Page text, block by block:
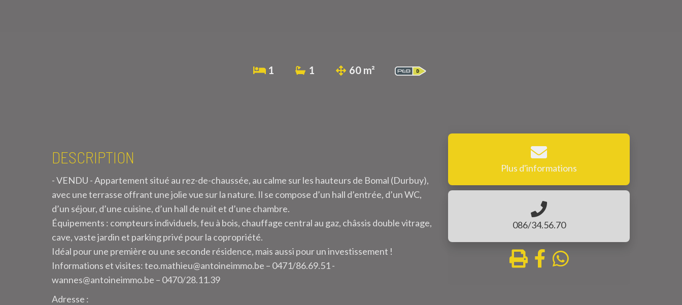
1 1 60 m²
DESCRIPTION
- VENDU - Appartement situé au rez-de-chaussée, au calme sur les hauteurs de Bomal (Durbuy),
avec une terrasse offrant une jolie vue sur la nature. Il se compose d’un hall d’entrée, d’un WC,
d’un séjour, d’une cuisine, d’un hall de nuit et d’une chambre.
Équipements : compteurs individuels, feu à bois, chauffage central au gaz, châssis double vitrage,
cave, vaste jardin et parking privé pour la copropriété.
Idéal pour une première ou une seconde résidence, mais aussi pour un investissement !
Informations et visites: teo.mathieu@antoineimmo.be – 0471/86.69.51 -
wannes@antoineimmo.be – 0470/28.11.39
Adresse :
Plus d'informations
086/34.56.70